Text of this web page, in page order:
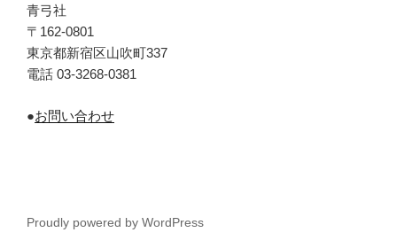
青弓社
〒162-0801
東京都新宿区山吹町337
電話 03-3268-0381
●お問い合わせ
Proudly powered by WordPress